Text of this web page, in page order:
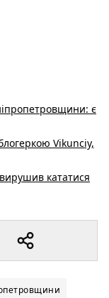
є
Vikunciy,
кататися